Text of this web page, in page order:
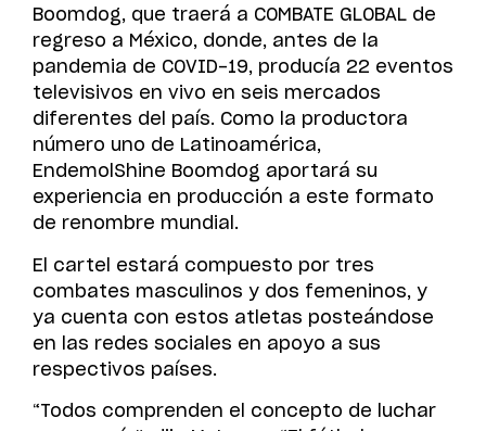
Boomdog, que traerá a COMBATE GLOBAL de
regreso a México, donde, antes de la
pandemia de COVID-19, producía 22 eventos
televisivos en vivo en seis mercados
diferentes del país. Como la productora
número uno de Latinoamérica,
EndemolShine Boomdog aportará su
experiencia en producción a este formato
de renombre mundial.
El cartel estará compuesto por tres
combates masculinos y dos femeninos, y
ya cuenta con estos atletas posteándose
en las redes sociales en apoyo a sus
respectivos países.
“Todos comprenden el concepto de luchar